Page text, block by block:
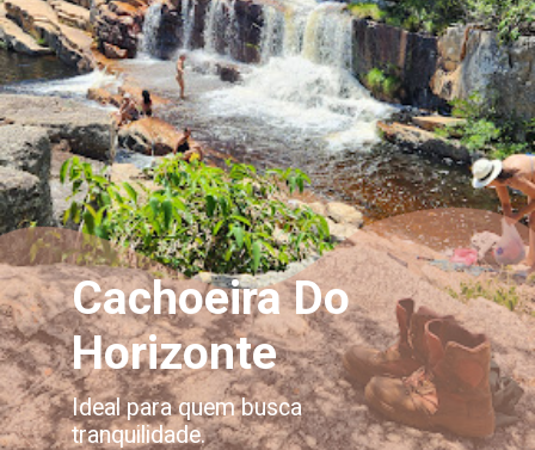
Cachoeira Do
Horizonte
Ideal para quem busca
tranquilidade.